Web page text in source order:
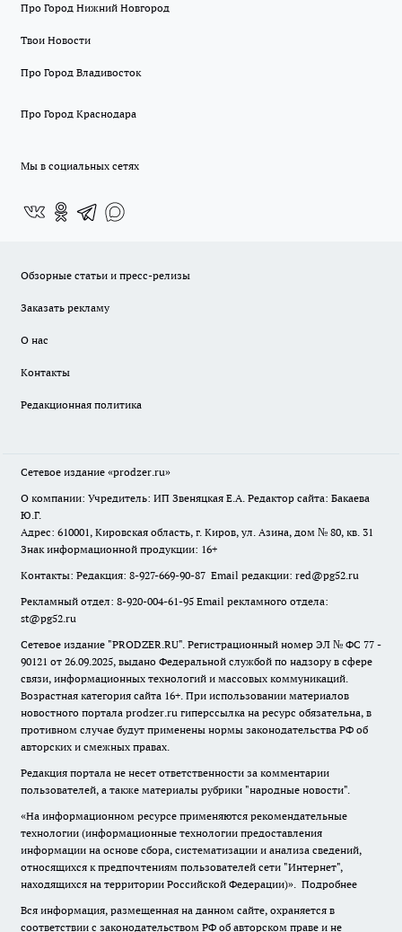
Про Город Нижний Новгород
Твои Новости
Про Город Владивосток
Про Город Краснодара
Мы в социальных сетях
Обзорные статьи и пресс-релизы
Заказать рекламу
О нас
Контакты
Редакционная политика
Сетевое издание «prodzer.ru»
О компании: Учредитель: ИП Звеняцкая Е.А. Редактор сайта: Бакаева
Ю.Г.
Адрес: 610001, Кировская область, г. Киров, ул. Азина, дом № 80, кв. 31
Знак информационной продукции: 16+
Контакты: Редакция: 8-927-669-90-87 Email редакции: red@pg52.ru
Рекламный отдел: 8-920-004-61-95 Email рекламного отдела:
st@pg52.ru
Сетевое издание "PRODZER.RU". Регистрационный номер ЭЛ № ФС 77 -
90121 от 26.09.2025, выдано Федеральной службой по надзору в сфере
связи, информационных технологий и массовых коммуникаций.
Возрастная категория сайта 16+. При использовании материалов
новостного портала prodzer.ru гиперссылка на ресурс обязательна, в
противном случае будут применены нормы законодательства РФ об
авторских и смежных правах.
Редакция портала не несет ответственности за комментарии
пользователей, а также материалы рубрики "народные новости".
«На информационном ресурсе применяются рекомендательные
технологии (информационные технологии предоставления
информации на основе сбора, систематизации и анализа сведений,
относящихся к предпочтениям пользователей сети "Интернет",
находящихся на территории Российской Федерации)». Подробнее
Вся информация, размещенная на данном сайте, охраняется в
соответствии с законодательством РФ об авторском праве и не